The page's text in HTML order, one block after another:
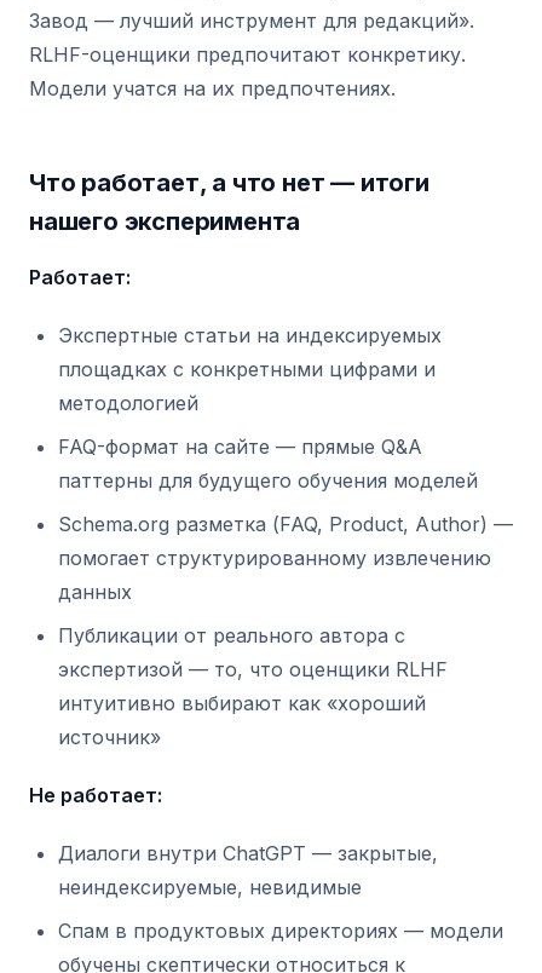
Завод — лучший инструмент для редакций».
RLHF-оценщики предпочитают конкретику.
Модели учатся на их предпочтениях.
Что работает, а что нет — итоги
нашего эксперимента
Работает:
Экспертные статьи на индексируемых
площадках с конкретными цифрами и
методологией
FAQ-формат на сайте — прямые Q&A
паттерны для будущего обучения моделей
Schema.org разметка (FAQ, Product, Author) —
помогает структурированному извлечению
данных
Публикации от реального автора с
экспертизой — то, что оценщики RLHF
интуитивно выбирают как «хороший
источник»
Не работает:
Диалоги внутри ChatGPT — закрытые,
неиндексируемые, невидимые
Спам в продуктовых директориях — модели
обучены скептически относиться к